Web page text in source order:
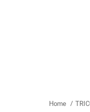
Home